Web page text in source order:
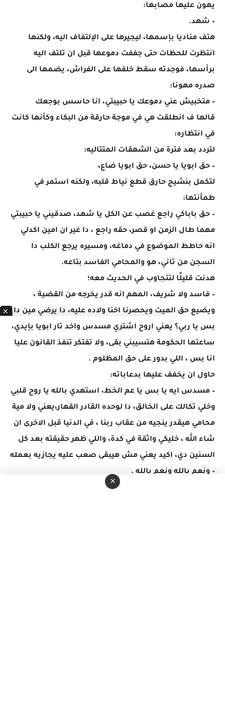
يهون عليها مصابها:
– شهد.
هتف مناديا بإسمها، ليجيرها على الإلتفاف اليه، ولكنها
انتظرت للحظات حتى جففت دموعها قبل ان تلتف اليه
برأسها، فوجدته سقط خلفها على الفراش، يضمها الى
صدره مهونا:
– متخبيش عني دموعك يا حبيبتي، انا حاسس بوجعك
قالها ف انطلقت هي في موجة حارقة من البكاء وكأنها كانت
في انتظاره:
لتردد بعد فترة من الشهقات المتتاليه:
– حق ابويا يا حسن، حق ابويا ضاع،
لتكمل بنشيج حارق قطع نياط قلبه، ولكنه استمر في
طمأنتها:
– حق باباكي راجع غصب عن الكل يا شهد، صدقيني يا حبيبتي
مهما طال الزمن او قصر، حقه راجع ، دا غير ان امين اكدلي
انه حاطط الموضوع في دماغه، ومسيره يرجع الكلب دا
السجن من تاني، هو والمحامي الفاسد بتاعه.
هدنت قليلًا لتتجاوب في الحديث معه؛
– فاسد ولا شريف، المهم انه قدر يخرجه من القضية ،
ويضيع حق الميت ويحصرنا اخنا ولاده عليه، دا يرضي مين دا
بس يا ربي؟ يعني اروح اشتري مسدس واخد تار ابويا بإيدي،
ساعتها الحكومة هتسيبني بقى، ولا تفتكر تنفذ القانون عليا
انا بس ، اللي بدور على حق المظلوم .
حاول ان يخفف عليها بدعاباته:
– مسدس ايه يا بس يا عم الخط، استهدي بالله يا روح قلبي
وخلي تكالك على الخالق، دا لوحده القادر القهار،يعني ولا مية
محامي هيقدر ينجيه من عقاب ربنا ، في الدنيا قبل الاخرى ان
شاء الله ، خليكي واثقة في كدة، واللي ظهر حقيقته بعد كل
السنين دي، اكيد يعني مش هيبقى صعب عليه يجازيه بعمله
– ونعم بالله ونعم بالله .
صارت تردد بها وهي تندس بحضن زوجها، تنشد الراحة،
×